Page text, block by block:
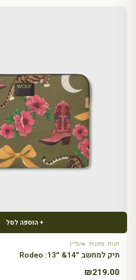
+ הוספה לסל
חנות מתנות אונליין
תיק למחשב ״14& ״13: Rodeo
₪219.00